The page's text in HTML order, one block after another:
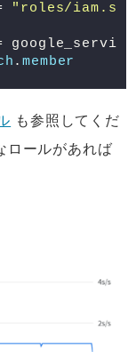
"roles/iam.s
google_servi
.member
も参照してくだ
ロールがあれば